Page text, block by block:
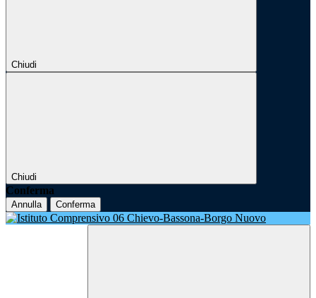
Chiudi
Chiudi
Conferma
Annulla Conferma